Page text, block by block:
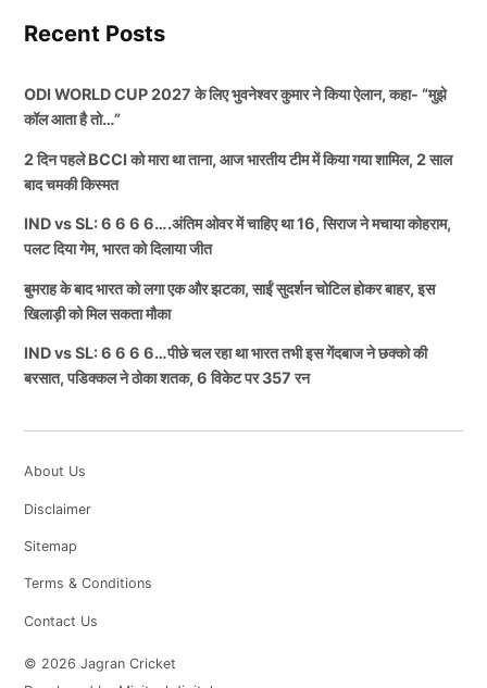
Recent Posts
ODI WORLD CUP 2027 के लिए भुवनेश्वर कुमार ने किया ऐलान, कहा- “मुझे
कॉल आता है तो…”
2 दिन पहले BCCI को मारा था ताना, आज भारतीय टीम में किया गया शामिल, 2 साल
बाद चमकी किस्मत
IND vs SL: 6 6 6 6….अंतिम ओवर में चाहिए था 16, सिराज ने मचाया कोहराम,
पलट दिया गेम, भारत को दिलाया जीत
बुमराह के बाद भारत को लगा एक और झटका, साईं सुदर्शन चोटिल होकर बाहर, इस
खिलाड़ी को मिल सकता मौका
IND vs SL: 6 6 6 6…पीछे चल रहा था भारत तभी इस गेंदबाज ने छक्को की
बरसात, पडिक्कल ने ठोका शतक, 6 विकेट पर 357 रन
About Us
Disclaimer
Sitemap
Terms & Conditions
Contact Us
© 2026 Jagran Cricket